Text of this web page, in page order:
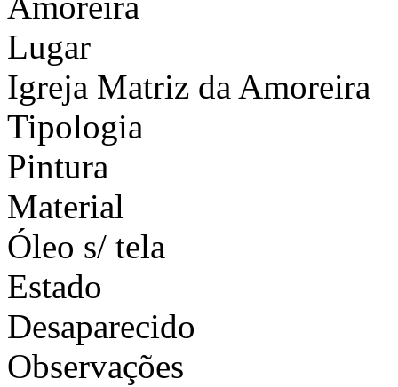
Lugar
Igreja Matriz da Amoreira
Tipologia
Pintura
Material
Óleo s/ tela
Estado
Desaparecido
Observações